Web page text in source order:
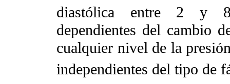
diastólica entre 2 y
dependientes del cambio
cualquier nivel de la
independientes del tipo de